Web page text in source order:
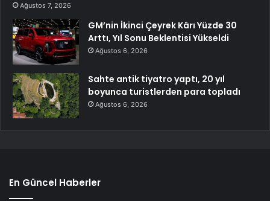
Ağustos 7, 2026
GM’nin İkinci Çeyrek Kârı Yüzde 30
Arttı, Yıl Sonu Beklentisi Yükseldi
Ağustos 6, 2026
Sahte antik tiyatro yaptı, 20 yıl
boyunca turistlerden para topladı
Ağustos 6, 2026
En Güncel Haberler